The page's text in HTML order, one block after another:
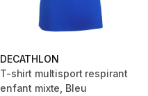
DECATHLON
T-shirt multisport respirant
enfant mixte, Bleu